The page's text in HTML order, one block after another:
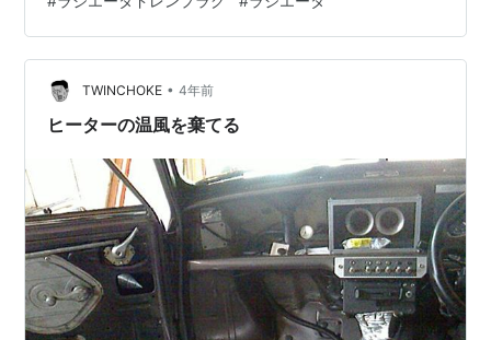
することが大事です。量の多さから大型用を選びまし
た。多い分だけ止まるチャンスが、広がる。1ｍｍ以内の
穴で、あれば漏れが止まるとの触れ込みです。果たし
て、効果はあるのでしょうか ? 。 ラジエーターの洗浄も
するので、ロングライフク…
TWINCHOKE • 4年前
ヒーターの温風を棄てる